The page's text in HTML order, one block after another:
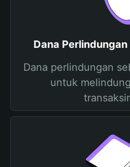
Dana
Dana perlindungan
untuk